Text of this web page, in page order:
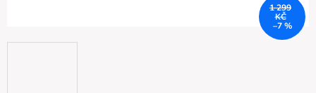
1 299
KČ
–7 %